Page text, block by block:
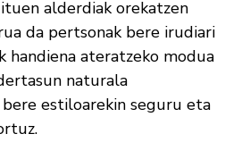
alderdiak orekatzen
da pertsonak bere irudiari
handiena ateratzeko modua
naturala
estiloarekin seguru eta